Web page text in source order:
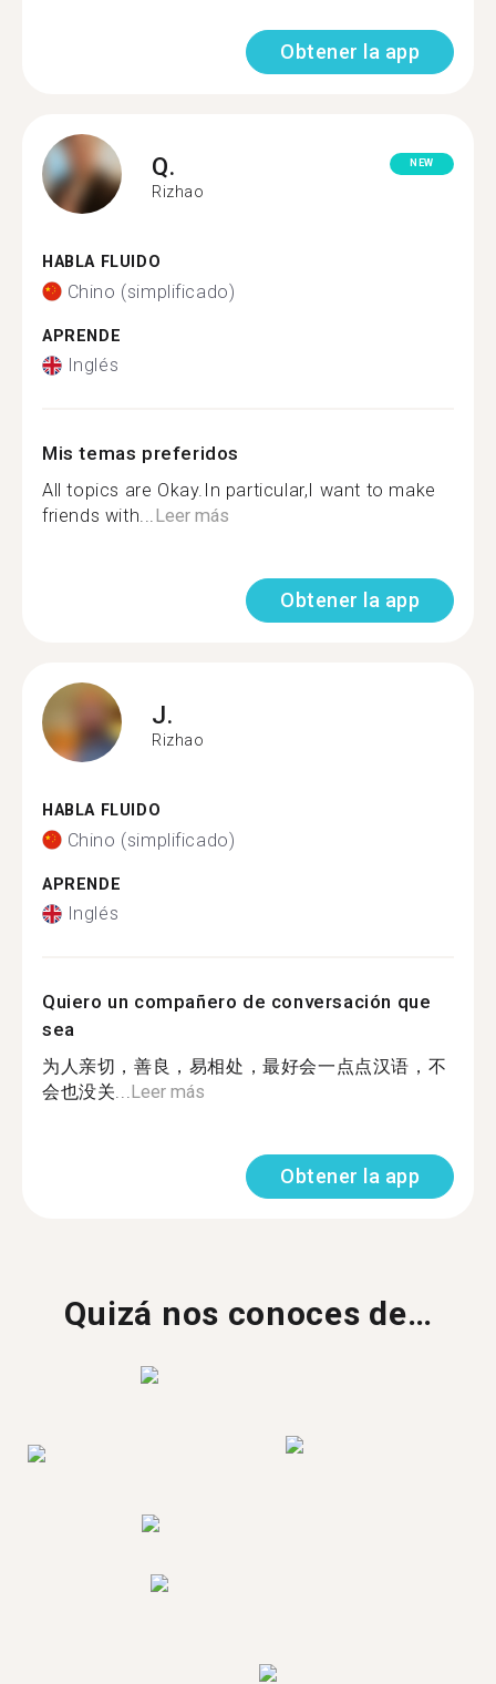
Obtener la app
Q.
Rizhao
NEW
HABLA FLUIDO
Chino (simplificado)
APRENDE
Inglés
Mis temas preferidos
All topics are Okay.In particular,I want to make
friends with...Leer más
Obtener la app
J.
Rizhao
HABLA FLUIDO
Chino (simplificado)
APRENDE
Inglés
Quiero un compañero de conversación que
sea
为人亲切，善良，易相处，最好会一点点汉语，不
会也没关...Leer más
Obtener la app
Quizá nos conoces de…